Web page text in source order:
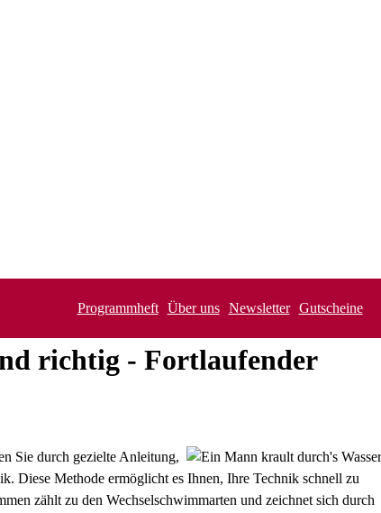
Programmheft Über uns Newsletter Gutscheine
richtig - Fortlaufender
Sie durch gezielte Anleitung,
Diese Methode ermöglicht es Ihnen, Ihre Technik schnell zu
zählt zu den Wechselschwimmarten und zeichnet sich durch